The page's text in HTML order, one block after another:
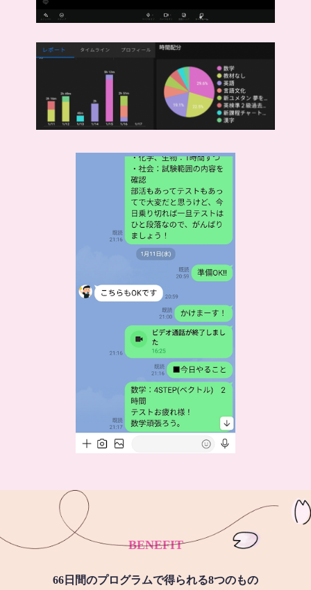
BENEFIT
66日間のプログラムで得られる8つのもの